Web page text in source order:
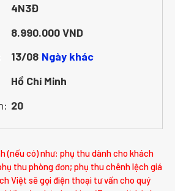
4N3Đ
8.990.000 VND
13/08 Ngày khác
Hồ Chí Minh
20
(nếu có) như: phụ thu dành cho khách
thu phòng đơn; phụ thu chênh lệch giá
Việt sẽ gọi điện thoại tư vấn cho quý